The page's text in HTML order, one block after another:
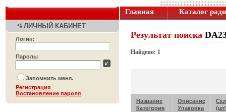
Главная Каталог
ЛИЧНЫЙ КАБИНЕТ
Логин:
Пароль:
Запомнить меня.
Регистрация
Bостановление пароля
Результат поиска
Найдено: 1
Название
Категория
Описание
Упаковка